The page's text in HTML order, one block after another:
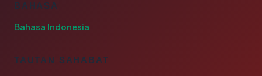
BAHASA
Bahasa Indonesia
TAUTAN SAHABAT